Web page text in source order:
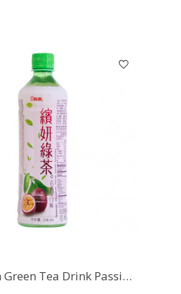
Chin Chin Green Tea Drink Passion Fruit 530 ml